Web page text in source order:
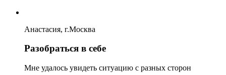
Анастасия, г.Москва
Разобраться в себе
Мне удалось увидеть ситуацию с разных сторон